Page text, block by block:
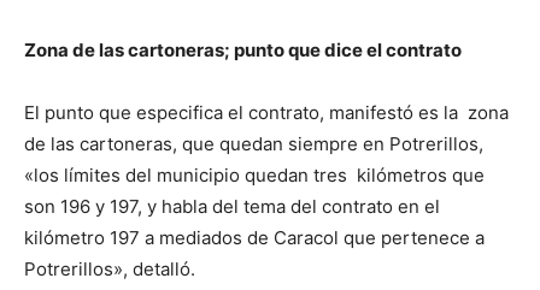
Zona de las cartoneras; punto que dice el contrato
El punto que especifica el contrato, manifestó es la zona
de las cartoneras, que quedan siempre en Potrerillos,
«los límites del municipio quedan tres kilómetros que
son 196 y 197, y habla del tema del contrato en el
kilómetro 197 a mediados de Caracol que pertenece a
Potrerillos», detalló.